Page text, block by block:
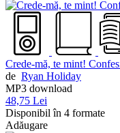
Crede-mă, te mint!
de Ryan Holiday
MP3 download
48,75 Lei
Disponibil în 4 formate
Adăugare